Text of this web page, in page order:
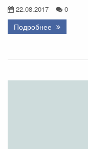
22.08.2017 0
Подробнее